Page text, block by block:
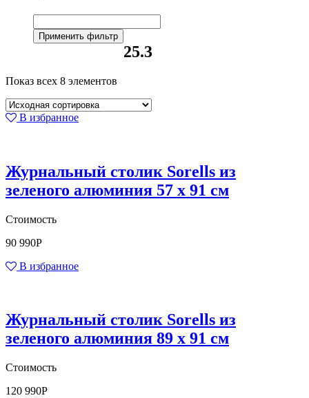
Применить фильтр
25.3
Показ всех 8 элементов
В избранное
Журнальный столик Sorells из
зеленого алюминия 57 x 91 см
Стоимость
90 990Р
В избранное
Журнальный столик Sorells из
зеленого алюминия 89 x 91 см
Стоимость
120 990Р